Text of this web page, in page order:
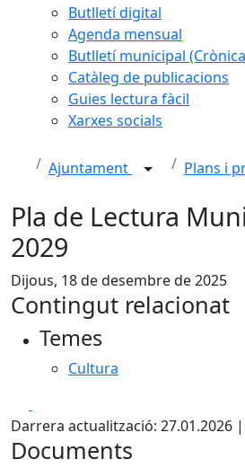
Butlletí digital
Agenda mensual
Butlletí municipal
Catàleg de publicacions
Guies lectura fàcil
Xarxes socials
Ajuntament Plans i
Pla de Lectura
2029
Dijous, 18 de desembre de 2025
Contingut relacionat
Temes
Cultura
Darrera actualització: 27.01.2026
Documents